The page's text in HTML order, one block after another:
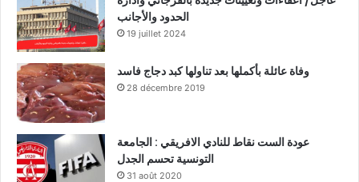
الحدود والأجانب
19 juillet 2024
وفاة عائلة بأكملها بعد تناولها كبد دجاج فاسد
28 décembre 2019
عودة الست نقاط للنادي الافريقي : الجامعة
التونسية تحسم الجدل
31 août 2020